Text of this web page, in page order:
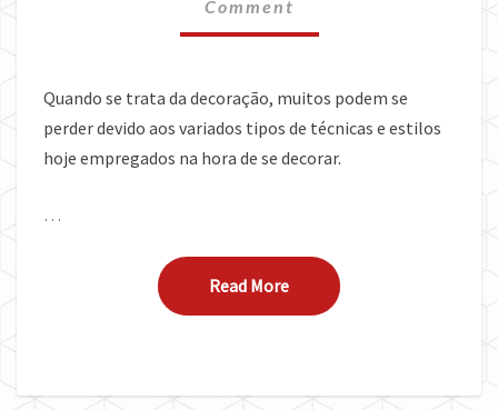
Comment
Quando se trata da decoração, muitos podem se
perder devido aos variados tipos de técnicas e estilos
hoje empregados na hora de se decorar.
…
Read MoreRead More